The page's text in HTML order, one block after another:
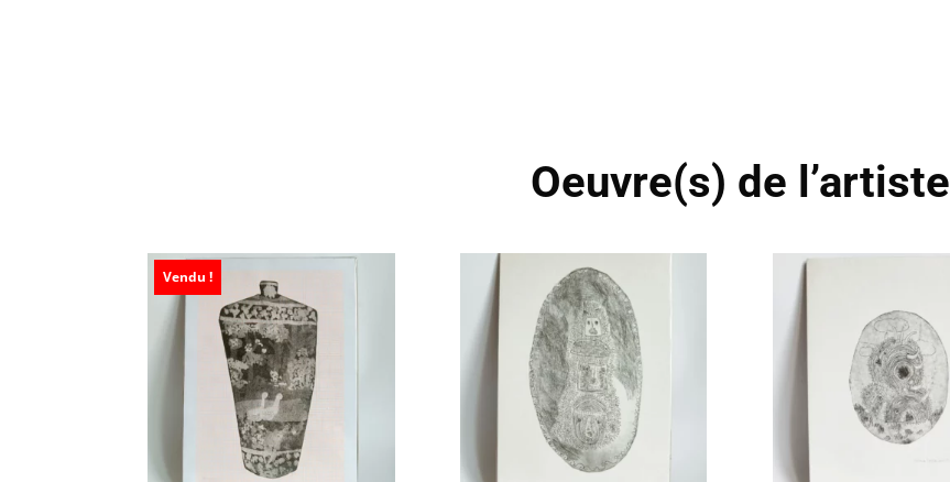
Oeuvre(s) de l’artiste
Vendu !